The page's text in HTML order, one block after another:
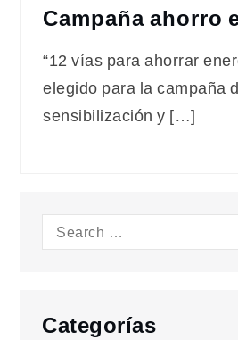
Campaña ahorro
“12 vías para ahorrar
elegido para la campaña
sensibilización y […]
Search
Categorías